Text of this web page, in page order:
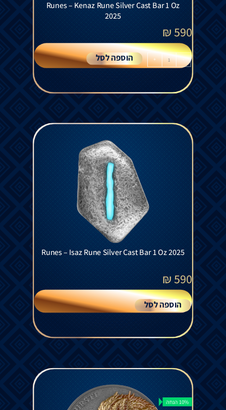
Runes – Kenaz Rune Silver Cast Bar 1 Oz
2025
590
₪
-
+ הוספה לסל
Runes – Isaz Rune Silver Cast Bar 1 Oz 2025
590
₪
הוספה לסל
10% הנחה